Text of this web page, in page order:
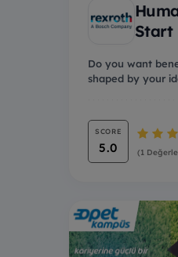
Start
Do you want
shaped by your
SCORE
5.0 (1